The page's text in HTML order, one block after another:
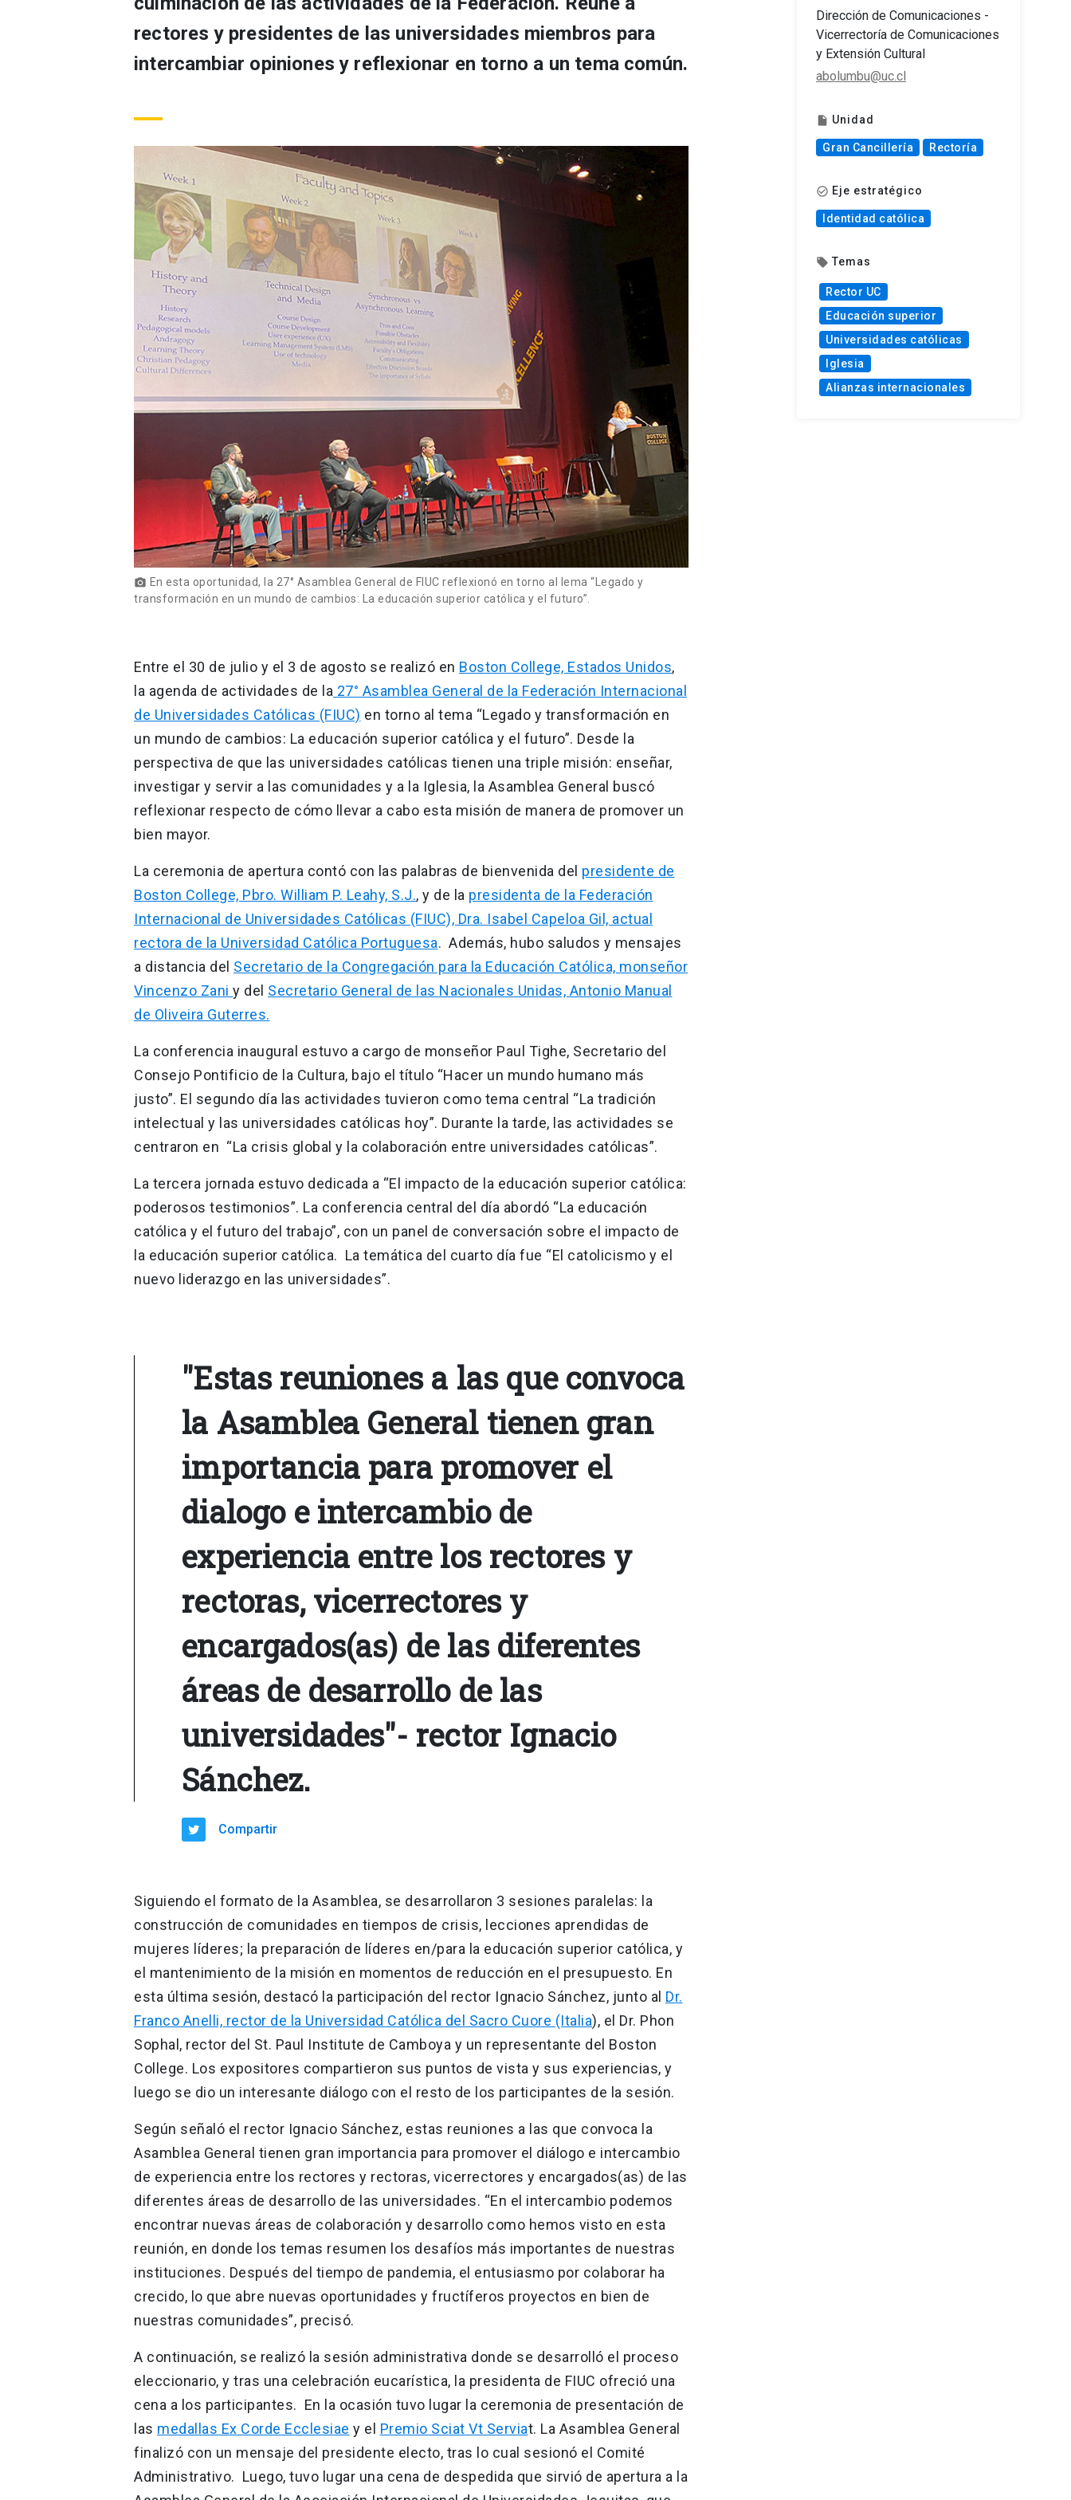
rectores y presidentes de las universidades miembros para
intercambiar opiniones y reflexionar en torno a un tema común.
photo_camera En esta oportunidad, la 27° Asamblea General de FIUC reflexionó en torno al lema “Legado y
transformación en un mundo de cambios: La educación superior católica y el futuro”.
Entre el 30 de julio y el 3 de agosto se realizó en Boston College, Estados Unidos,
la agenda de actividades de la 27° Asamblea General de la Federación Internacional
de Universidades Católicas (FIUC) en torno al tema “Legado y transformación en
un mundo de cambios: La educación superior católica y el futuro”. Desde la
perspectiva de que las universidades católicas tienen una triple misión: enseñar,
investigar y servir a las comunidades y a la Iglesia, la Asamblea General buscó
reflexionar respecto de cómo llevar a cabo esta misión de manera de promover un
bien mayor.
La ceremonia de apertura contó con las palabras de bienvenida del presidente de
Boston College, Pbro. William P. Leahy, S.J., y de la presidenta de la Federación
Internacional de Universidades Católicas (FIUC), Dra. Isabel Capeloa Gil, actual
rectora de la Universidad Católica Portuguesa. Además, hubo saludos y mensajes
a distancia del Secretario de la Congregación para la Educación Católica, monseñor
Vincenzo Zani y del Secretario General de las Nacionales Unidas, Antonio Manual
de Oliveira Guterres.
La conferencia inaugural estuvo a cargo de monseñor Paul Tighe, Secretario del
Consejo Pontificio de la Cultura, bajo el título “Hacer un mundo humano más
justo”. El segundo día las actividades tuvieron como tema central “La tradición
intelectual y las universidades católicas hoy”. Durante la tarde, las actividades se
centraron en “La crisis global y la colaboración entre universidades católicas”.
La tercera jornada estuvo dedicada a “El impacto de la educación superior católica:
poderosos testimonios”. La conferencia central del día abordó “La educación
católica y el futuro del trabajo”, con un panel de conversación sobre el impacto de
la educación superior católica. La temática del cuarto día fue “El catolicismo y el
nuevo liderazgo en las universidades”.
"Estas reuniones a las que convoca
la Asamblea General tienen gran
importancia para promover el
dialogo e intercambio de
experiencia entre los rectores y
rectoras, vicerrectores y
encargados(as) de las diferentes
áreas de desarrollo de las
universidades"- rector Ignacio
Sánchez.
Compartir
Siguiendo el formato de la Asamblea, se desarrollaron 3 sesiones paralelas: la
construcción de comunidades en tiempos de crisis, lecciones aprendidas de
mujeres líderes; la preparación de líderes en/para la educación superior católica, y
el mantenimiento de la misión en momentos de reducción en el presupuesto. En
esta última sesión, destacó la participación del rector Ignacio Sánchez, junto al Dr.
Franco Anelli, rector de la Universidad Católica del Sacro Cuore (Italia), el Dr. Phon
Sophal, rector del St. Paul Institute de Camboya y un representante del Boston
College. Los expositores compartieron sus puntos de vista y sus experiencias, y
luego se dio un interesante diálogo con el resto de los participantes de la sesión.
Según señaló el rector Ignacio Sánchez, estas reuniones a las que convoca la
Asamblea General tienen gran importancia para promover el diálogo e intercambio
de experiencia entre los rectores y rectoras, vicerrectores y encargados(as) de las
diferentes áreas de desarrollo de las universidades. “En el intercambio podemos
encontrar nuevas áreas de colaboración y desarrollo como hemos visto en esta
reunión, en donde los temas resumen los desafíos más importantes de nuestras
instituciones. Después del tiempo de pandemia, el entusiasmo por colaborar ha
crecido, lo que abre nuevas oportunidades y fructíferos proyectos en bien de
nuestras comunidades”, precisó.
A continuación, se realizó la sesión administrativa donde se desarrolló el proceso
eleccionario, y tras una celebración eucarística, la presidenta de FIUC ofreció una
cena a los participantes. En la ocasión tuvo lugar la ceremonia de presentación de
las medallas Ex Corde Ecclesiae y el Premio Sciat Vt Serviat. La Asamblea General
finalizó con un mensaje del presidente electo, tras lo cual sesionó el Comité
Administrativo. Luego, tuvo lugar una cena de despedida que sirvió de apertura a la
Dirección de Comunicaciones -
Vicerrectoría de Comunicaciones
y Extensión Cultural
abolumbu@uc.cl
insert_drive_file Unidad
Gran Cancillería Rectoría
check_circle_outline Eje estratégico
Identidad católica
local_offer Temas
Rector UC
Educación superior
Universidades católicas
Iglesia
Alianzas internacionales